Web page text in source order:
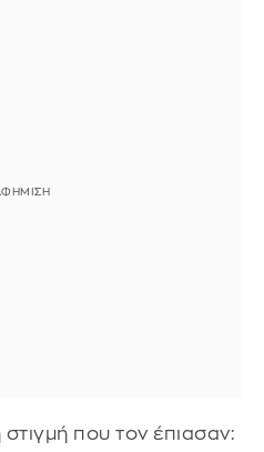
στιγμή που τον έπιασαν: